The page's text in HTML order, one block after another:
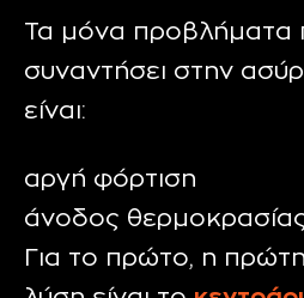
Τα μόνα προβλήματα
συναντήσει στην
είναι:
αργή φόρτιση
άνοδος
Για το πρώτο, η